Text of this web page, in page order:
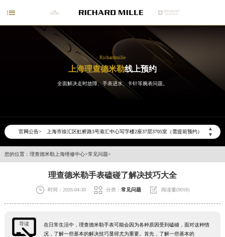

Richardmille
上海理查德米勒线上预约
全面解决走时故障、手表进水、卡针等腕表问题。
官网公告>
▲
▼
2026年6月理查德米勒上海市售后服务网络优化升级公告
上海市黄浦区南京东路299号宏伊国际广场写字楼8层806室（需提前预约）
上海市徐汇区虹桥路3号港汇中心2座37层3705室理查德米勒售后服务中心（需提前预约）
节假日正常营业！
您的位置： 理查德米勒上海维修中心>常见问题>
理查德米勒手表磕碰了解决技巧大全
 时间：2026-04-30  分类： 常见问题  阅读量(9018)
导读
在日常生活中，理查德米勒手表可能会因为各种原因受到磕碰，面对这种情
况，了解一些基本的解决技巧显得尤为重要。首先，了解一些基本的